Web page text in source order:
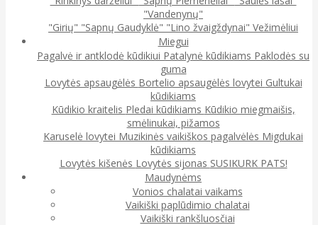
"Vandenynų"
"Girių" "Sapnų Gaudyklė" "Lino žvaigždynai" Vežimėliui
Miegui
Pagalvė ir antklodė kūdikiui Patalynė kūdikiams Paklodės su
guma
Lovytės apsaugėlės Bortelio apsaugėlės lovytei Gultukai
kūdikiams
Kūdikio kraitelis Pledai kūdikiams Kūdikio miegmaišis,
smėlinukai, pižamos
Karuselė lovytei Muzikinės vaikiškos pagalvėlės Migdukai
kūdikiams
Lovytės kišenės Lovytės sijonas SUSIKURK PATS!
Maudynėms
Vonios chalatai vaikams
Vaikiški paplūdimio chalatai
Vaikiški rankšluosčiai